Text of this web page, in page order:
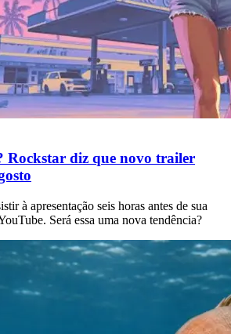
Rockstar diz que novo trailer
à apresentação seis horas antes de sua
Será essa uma nova tendência?